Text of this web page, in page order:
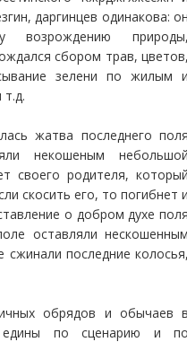
даргинцев одинакова:
возрождению
сбором трав,
зелени по жилым
жатва последнего
некошеным
своего родителя,
скосить его, то погибнет
о добром духе
оставляли
сжинали последние
обрядов и обычаев
едины по сценарию и